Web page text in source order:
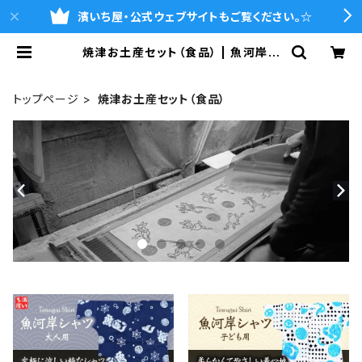
濱いち屋・公式ウェブサイトもご覧ください。☆
焼津お土産セット（食品） | 魚河岸シ
トップページ 焼津お土産セット（食品）